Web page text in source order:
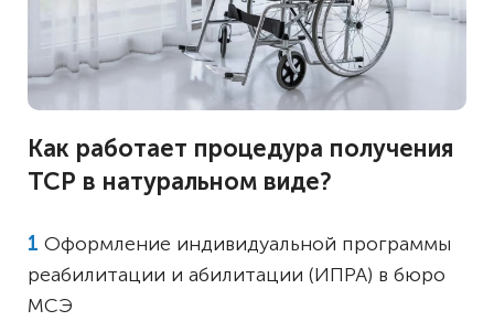
Как работает процедура получения
ТСР в натуральном виде?
Оформление индивидуальной программы
реабилитации и абилитации (ИПРА) в бюро
МСЭ